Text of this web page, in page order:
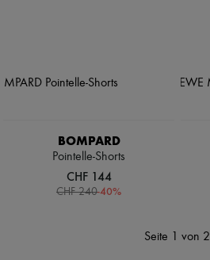
BOMPARD
Pointelle-Shorts
CHF 144
CHF 240-40%
Seite 1 von 2